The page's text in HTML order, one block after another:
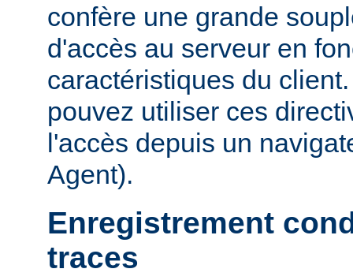
confère une grande
d'accès au serveur en
caractéristiques du
pouvez utiliser ces
l'accès depuis un
Agent).
Enregistrement
traces